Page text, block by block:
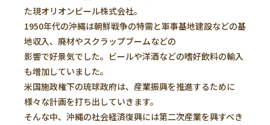
た現オリオンビール株式会社。
1950年代の沖縄は朝鮮戦争の特需と軍事基地建設などの基
地収入、廃材やスクラップブームなどの
影響で好景気でした。ビールや洋酒などの嗜好飲料の輸入
も増加していました。
米国施政権下の琉球政府は、産業振興を推進するために
様々な計画を打ち出していきます。
そんな中、沖縄の社会経済復興には第二次産業を興すべき